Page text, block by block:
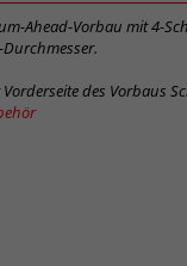
Ahead-Vorbau mit 4-
des Vorbaus